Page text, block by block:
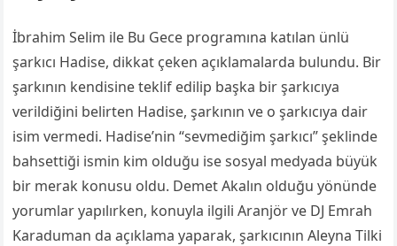
İbrahim Selim ile Bu Gece programına katılan ünlü
şarkıcı Hadise, dikkat çeken açıklamalarda bulundu. Bir
şarkının kendisine teklif edilip başka bir şarkıcıya
verildiğini belirten Hadise, şarkının ve o şarkıcıya dair
isim vermedi. Hadise’nin “sevmediğim şarkıcı” şeklinde
bahsettiği ismin kim olduğu ise sosyal medyada büyük
bir merak konusu oldu. Demet Akalın olduğu yönünde
yorumlar yapılırken, konuyla ilgili Aranjör ve DJ Emrah
Karaduman da açıklama yaparak, şarkıcının Aleyna Tilki